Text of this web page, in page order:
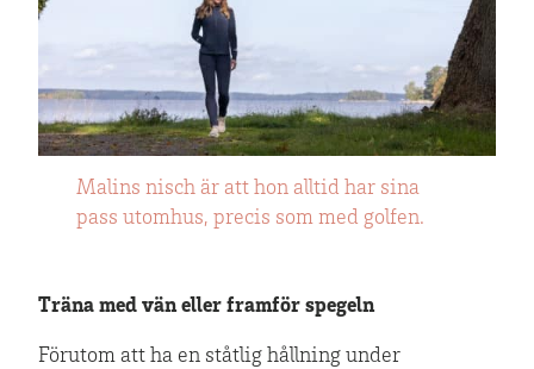
Malins nisch är att hon alltid har sina
pass utomhus, precis som med golfen.
Träna med vän eller framför spegeln
Förutom att ha en ståtlig hållning under